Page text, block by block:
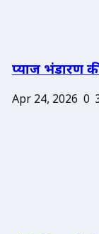
प्याज भंडारण
Apr 24, 2026 0